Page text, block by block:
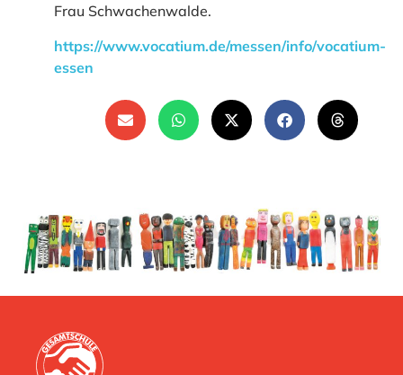
Frau Schwachenwalde.
https://www.vocatium.de/messen/info/vocatium-
essen